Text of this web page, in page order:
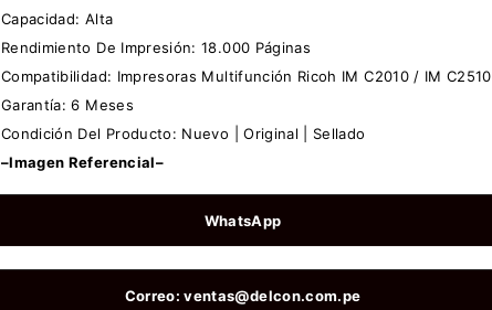
Capacidad: Alta
Rendimiento De Impresión: 18.000 Páginas
Compatibilidad: Impresoras Multifunción Ricoh IM C2010 / IM C2510
Garantía: 6 Meses
Condición Del Producto: Nuevo | Original | Sellado
–Imagen Referencial–
WhatsApp
Correo: ventas@delcon.com.pe